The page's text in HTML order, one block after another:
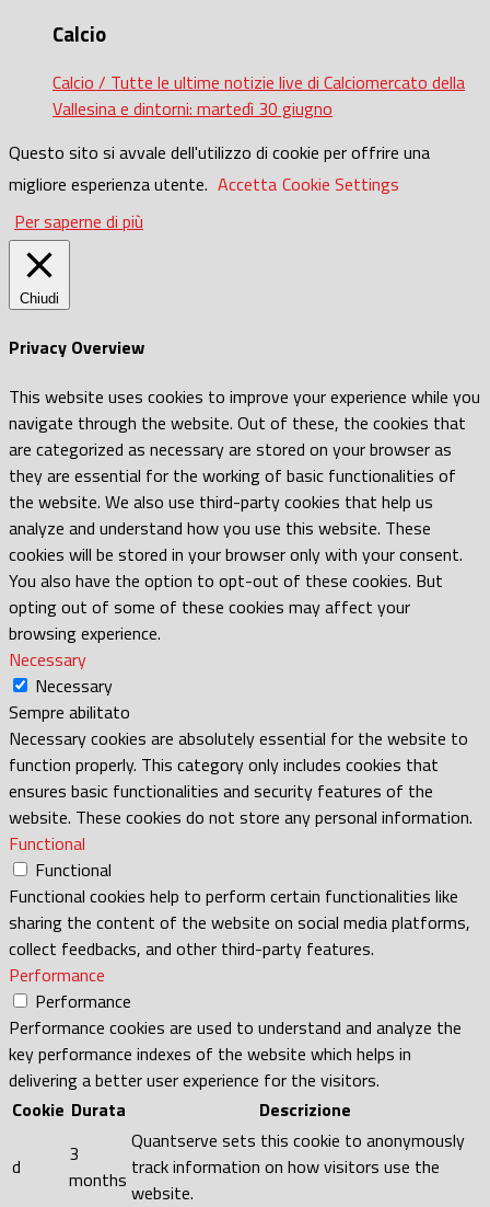
Calcio
Calcio / Tutte le ultime notizie live di Calciomercato della
Vallesina e dintorni: martedì 30 giugno
Questo sito si avvale dell'utilizzo di cookie per offrire una
migliore esperienza utente. Accetta Cookie Settings
Per saperne di più
Chiudi
Privacy Overview
This website uses cookies to improve your experience while you
navigate through the website. Out of these, the cookies that
are categorized as necessary are stored on your browser as
they are essential for the working of basic functionalities of
the website. We also use third-party cookies that help us
analyze and understand how you use this website. These
cookies will be stored in your browser only with your consent.
You also have the option to opt-out of these cookies. But
opting out of some of these cookies may affect your
browsing experience.
Necessary
Necessary
Sempre abilitato
Necessary cookies are absolutely essential for the website to
function properly. This category only includes cookies that
ensures basic functionalities and security features of the
website. These cookies do not store any personal information.
Functional
Functional
Functional cookies help to perform certain functionalities like
sharing the content of the website on social media platforms,
collect feedbacks, and other third-party features.
Performance
Performance
Performance cookies are used to understand and analyze the
key performance indexes of the website which helps in
delivering a better user experience for the visitors.
Cookie Durata Descrizione
d
3
months
Quantserve sets this cookie to anonymously
track information on how visitors use the
website.